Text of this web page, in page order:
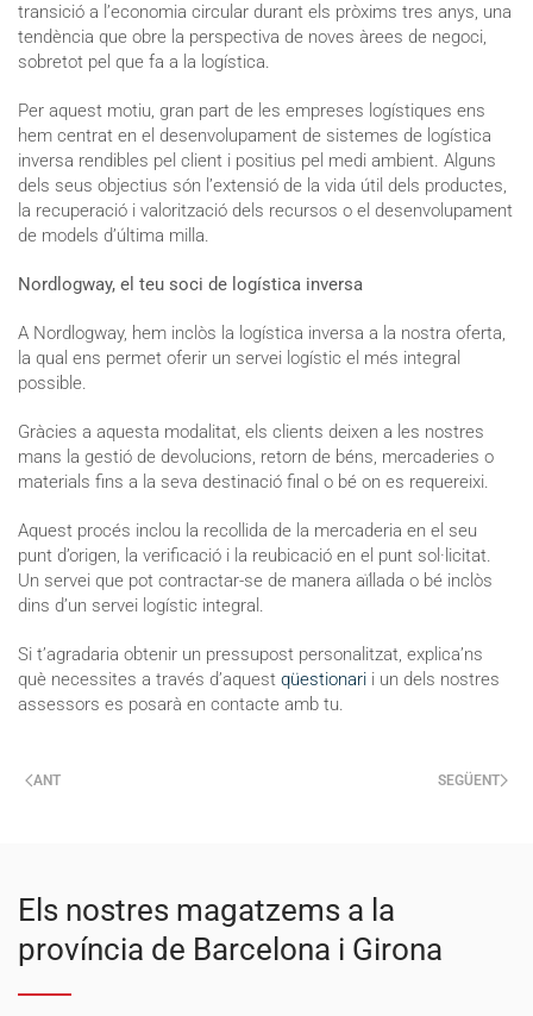
transició a l’economia circular durant els pròxims tres anys, una
tendència que obre la perspectiva de noves àrees de negoci,
sobretot pel que fa a la logística.
Per aquest motiu, gran part de les empreses logístiques ens
hem centrat en el desenvolupament de sistemes de logística
inversa rendibles pel client i positius pel medi ambient. Alguns
dels seus objectius són l’extensió de la vida útil dels productes,
la recuperació i valorització dels recursos o el desenvolupament
de models d’última milla.
Nordlogway, el teu soci de logística inversa
A Nordlogway, hem inclòs la logística inversa a la nostra oferta,
la qual ens permet oferir un servei logístic el més integral
possible.
Gràcies a aquesta modalitat, els clients deixen a les nostres
mans la gestió de devolucions, retorn de béns, mercaderies o
materials fins a la seva destinació final o bé on es requereixi.
Aquest procés inclou la recollida de la mercaderia en el seu
punt d’origen, la verificació i la reubicació en el punt sol·licitat.
Un servei que pot contractar-se de manera aïllada o bé inclòs
dins d’un servei logístic integral.
Si t’agradaria obtenir un pressupost personalitzat, explica’ns
què necessites a través d’aquest qüestionari i un dels nostres
assessors es posarà en contacte amb tu.
ANT SEGÜENT
Els nostres magatzems a la
província de Barcelona i Girona